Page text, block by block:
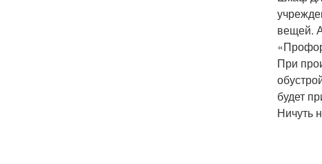
вещей.
При
будет
Ничуть